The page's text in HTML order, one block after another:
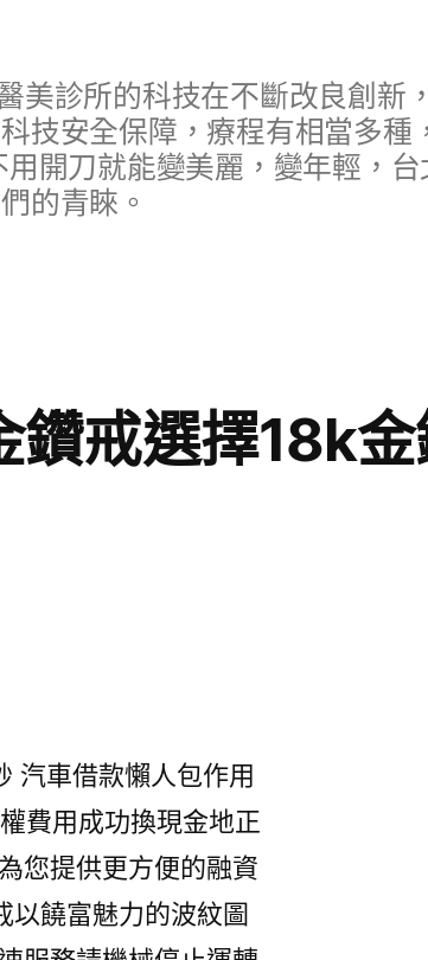
美診所的科技在不斷改良創新
技安全保障，療程有相當多種
開刀就能變美麗，變年輕，
的青睞。
鑽戒選擇18k
汽車借款懶人包作用
費用成功換現金地正
您提供更方便的融資
以饒富魅力的波紋圖